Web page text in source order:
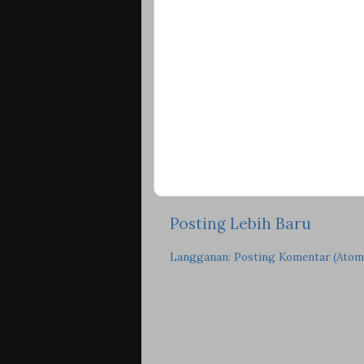
Posting Lebih Baru
Langganan: Posting Komentar